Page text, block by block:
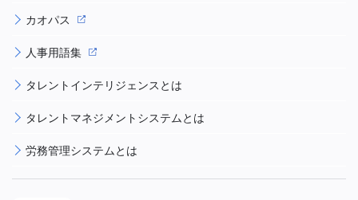
カオパス
人事用語集
タレントインテリジェンスとは
タレントマネジメントシステムとは
労務管理システムとは